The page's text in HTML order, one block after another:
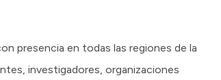
presencia en todas las regiones de la
investigadores, organizaciones